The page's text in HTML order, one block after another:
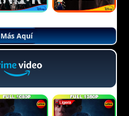
Más Aquí